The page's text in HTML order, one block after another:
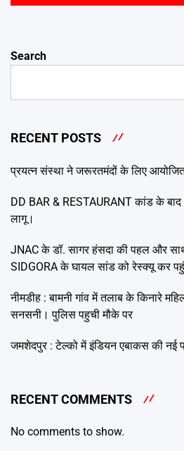
Search
RECENT POSTS
प्रयत्न संस्था ने जरूरतमंदों के लिए
DD BAR & RESTAURANT कांड के बाद
लागू।
JNAC के डॉ. सागर हंसदा की पहल और
SIDGORA के घायल सांड को रेस्क्यू कर
नीमडीह : बामनी गांव में तलाब के किनारे
सनसनी। पुलिस पहुची मौके पर
जमशेदपुर : टेल्को में इंडियन एबाकस की नई
RECENT COMMENTS
No comments to show.